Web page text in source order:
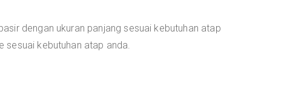
dengan ukuran panjang sesuai kebutuhan atap
sesuai kebutuhan atap anda.